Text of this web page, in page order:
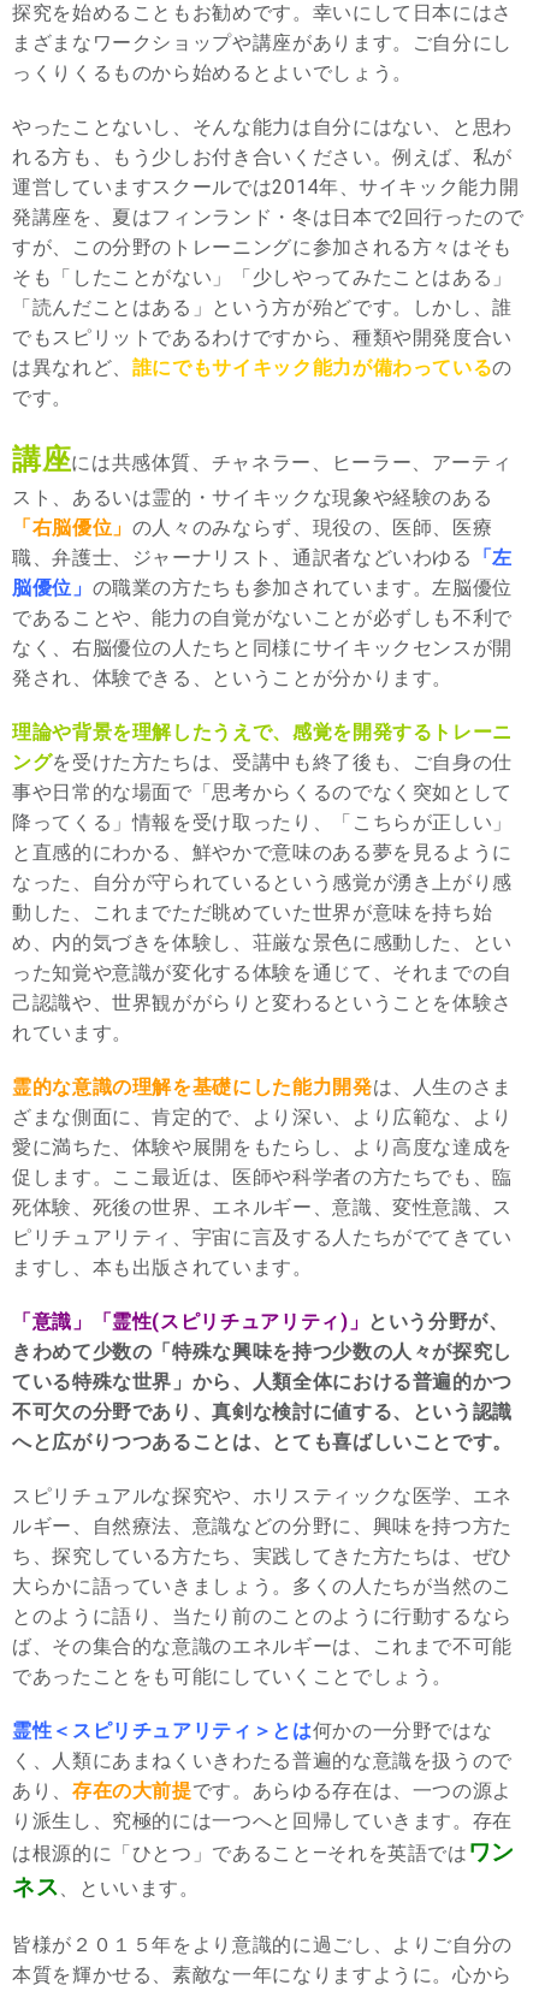
探究を始めることもお勧めです。幸いにして日本にはさ
まざまなワークショップや講座があります。ご自分にし
っくりくるものから始めるとよいでしょう。
やったことないし、そんな能力は自分にはない、と思わ
れる方も、もう少しお付き合いください。例えば、私が
運営していますスクールでは2014年、サイキック能力開
発講座を、夏はフィンランド・冬は日本で2回行ったので
すが、この分野のトレーニングに参加される方々はそも
そも「したことがない」「少しやってみたことはある」
「読んだことはある」という方が殆どです。しかし、誰
でもスピリットであるわけですから、種類や開発度合い
は異なれど、 誰にでもサイキック能力が備わっているの
です。
講座には共感体質、チャネラー、ヒーラー、アーティ
スト、あるいは霊的・サイキックな現象や経験のある
「右脳優位」 の人々のみならず、現役の、医師、医療
職、弁護士、ジャーナリスト、通訳者などいわゆる
「左
脳優位」 の職業の方たちも参加されています。左脳優位
であることや、能力の自覚がないことが必ずしも不利で
なく、右脳優位の人たちと同様にサイキックセンスが開
発され、体験できる、ということが分かります。
理論や背景を理解したうえで、感覚を開発するトレーニ
ングを受けた方たちは、受講中も終了後も、ご自身の仕
事や日常的な場面で「思考からくるのでなく突如として
降ってくる」情報を受け取ったり、「こちらが正しい」
と直感的にわかる、鮮やかで意味のある夢を見るように
なった、自分が守られているという感覚が湧き上がり感
動した、これまでただ眺めていた世界が意味を持ち始
め、内的気づきを体験し、荘厳な景色に感動した、とい
った知覚や意識が変化する体験を通じて、それまでの自
己認識や、世界観ががらりと変わるということを体験さ
れています。
霊的な意識の理解を基礎にした能力開発は、人生のさま
ざまな側面に、肯定的で、より深い、より広範な、より
愛に満ちた、体験や展開をもたらし、より高度な達成を
促します。ここ最近は、医師や科学者の方たちでも、臨
死体験、死後の世界、エネルギー、意識、変性意識、ス
ピリチュアリティ、宇宙に言及する人たちがでてきてい
ますし、本も出版されています。
「意識」「霊性(スピリチュアリティ)」 という分野が、
きわめて少数の「特殊な興味を持つ少数の人々が探究し
ている特殊な世界」から、人類全体における普遍的かつ
不可欠の分野であり、真剣な検討に値する、という認識
へと広がりつつあることは、とても喜ばしいことです。
スピリチュアルな探究や、ホリスティックな医学、エネ
ルギー、自然療法、意識などの分野に、興味を持つ方た
ち、探究している方たち、実践してきた方たちは、ぜひ
大らかに語っていきましょう。多くの人たちが当然のこ
とのように語り、当たり前のことのように行動するなら
ば、その集合的な意識のエネルギーは、これまで不可能
であったことをも可能にしていくことでしょう。
霊性＜スピリチュアリティ＞とは何かの一分野ではな
く、人類にあまねくいきわたる普遍的な意識を扱うので
あり、 存在の大前提です。あらゆる存在は、一つの源よ
り派生し、究極的には一つへと回帰していきます。存在
は根源的に「ひとつ」であること―それを英語では ワン
ネス、 と いいます。
皆様が２０１５年をより意識的に過ごし、よりご自分の
本質を輝かせる、素敵な一年になりますように。心から